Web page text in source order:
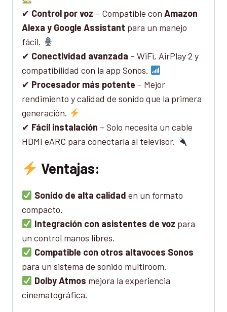
✔ Control por voz – Compatible con Amazon
Alexa y Google Assistant para un manejo
fácil.
✔ Conectividad avanzada – WiFi, AirPlay 2 y
compatibilidad con la app Sonos.
✔ Procesador más potente – Mejor
rendimiento y calidad de sonido que la primera
generación.
✔ Fácil instalación – Solo necesita un cable
HDMI eARC para conectarla al televisor.
Ventajas:
Sonido de alta calidad en un formato
compacto.
Integración con asistentes de voz para
un control manos libres.
Compatible con otros altavoces Sonos
para un sistema de sonido multiroom.
Dolby Atmos mejora la experiencia
cinematográfica.